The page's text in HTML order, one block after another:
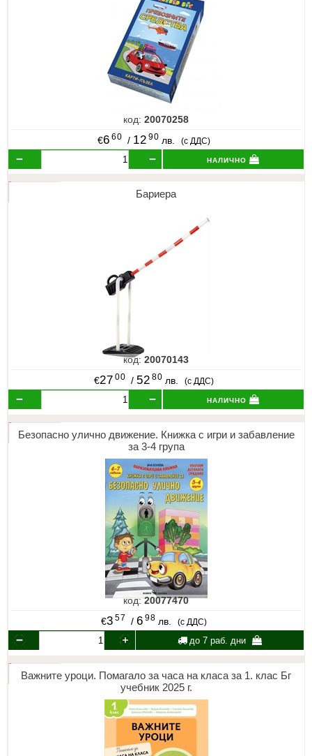
код: 20070258
€6 60 / 12 90 лв. (с ДДС)
налично
Бариера
код: 20070143
€27 00 / 52 80 лв. (с ДДС)
налично
Безопасно улично движение. Книжка с игри и забавление
за 3-4 група
код:20077470
€3 57 /6 98 лв. (с ДДС)
до 7 раб. дни
Важните уроци. Помагало за часа на класа за 1. клас Бг
учебник 2025 г.